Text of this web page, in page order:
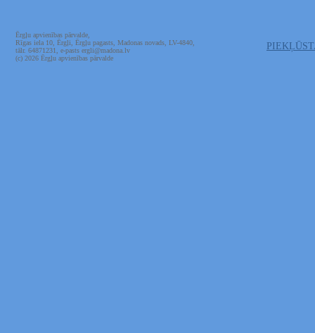
Ērgļu apvienības pārvalde,
Rīgas iela 10, Ērgļi, Ērgļu pagasts, Madonas novads, LV-4840,
tālr. 64871231, e-pasts ergli@madona.lv
(c) 2026 Ērgļu apvienības pārvalde